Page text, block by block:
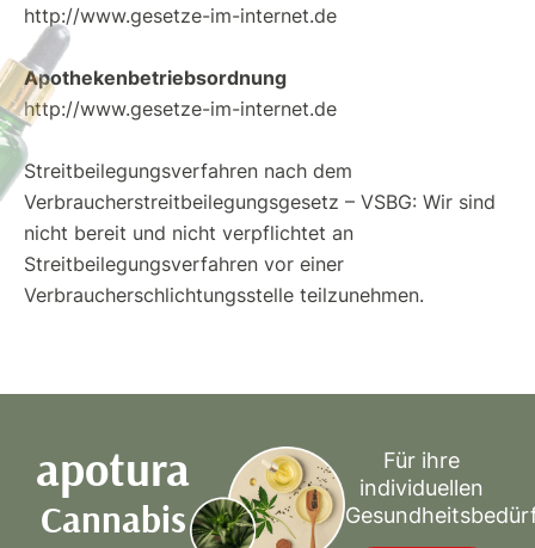
http://www.gesetze-im-internet.de
Apothekenbetriebsordnung
http://www.gesetze-im-internet.de
Streitbeilegungsverfahren nach dem
Verbraucherstreitbeilegungsgesetz – VSBG: Wir sind
nicht bereit und nicht verpflichtet an
Streitbeilegungsverfahren vor einer
Verbraucherschlichtungsstelle teilzunehmen.
apotura
Cannabis
Für ihre
individuellen